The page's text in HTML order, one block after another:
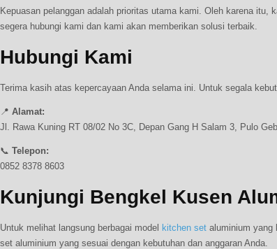
Kepuasan pelanggan adalah prioritas utama kami. Oleh karena
segera hubungi kami dan kami akan memberikan solusi terbaik.
Hubungi Kami
Terima kasih atas kepercayaan Anda selama ini. Untuk segala
📍 Alamat:
Jl. Rawa Kuning RT 08/02 No 3C, Depan Gang H Salam 3, Pulo
📞 Telepon:
0852 8378 8603
Kunjungi Bengkel Kusen
Untuk melihat langsung berbagai model kitchen set aluminium yang
set aluminium yang sesuai dengan kebutuhan dan anggaran Anda.